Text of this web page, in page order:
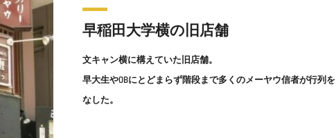
早稲田大学横の旧店舗
文キャン横に構えていた旧店舗。
早大生やOBにとどまらず階段まで多くのメーヤウ信者が行列を
なした。